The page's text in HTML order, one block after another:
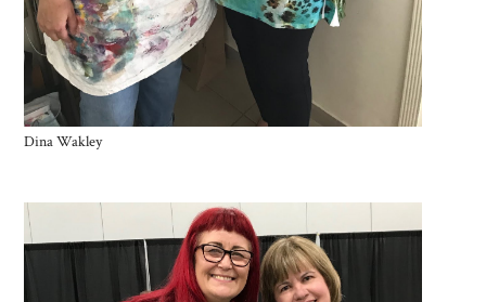
Dina Wakley